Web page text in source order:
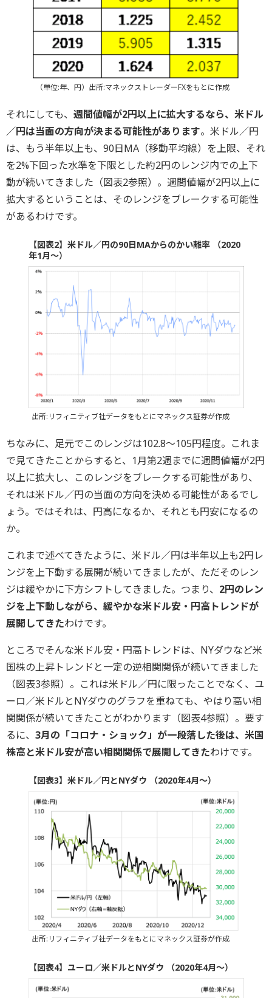
（単位:年、円）出所:マネックストレーダーFXをもとに作成
それにしても、 週間値幅が2円以上に拡大するなら、米ドル
／円は当面の方向が決まる可能性があります。米ドル／円
は、もう半年以上も、90日MA（移動平均線）を上限、それ
を2%下回った水準を下限とした約2円のレンジ内での上下
動が続いてきました（図表2参照）。週間値幅が2円以上に
拡大するということは、そのレンジをブレークする可能性
があるわけです。
【図表2】米ドル／円の90日MAからのかい離率 （2020
年1月～）
出所:リフィニティブ社データをもとにマネックス証券が作成
ちなみに、足元でこのレンジは102.8～105円程度。これま
で見てきたことからすると、1月第2週までに週間値幅が2円
以上に拡大し、このレンジをブレークする可能性があり、
それは米ドル／円の当面の方向を決める可能性があるでし
ょう。ではそれは、円高になるか、それとも円安になるの
か。
これまで述べてきたように、米ドル／円は半年以上も2円レ
ンジを上下動する展開が続いてきましたが、ただそのレン
ジは緩やかに下方シフトしてきました。つまり、 2円のレン
ジを上下動しながら、緩やかな米ドル安・円高トレンドが
展開してきたわけです。
ところでそんな米ドル安・円高トレンドは、NYダウなど米
国株の上昇トレンドと一定の逆相関関係が続いてきました
（図表3参照）。これは米ドル／円に限ったことでなく、ユ
ーロ／米ドルとNYダウのグラフを重ねても、やはり高い相
関関係が続いてきたことがわかります（図表4参照）。要す
るに、 3月の「コロナ・ショック」が一段落した後は、米国
株高と米ドル安が高い相関関係で展開してきたわけです。
【図表3】米ドル／円とNYダウ （2020年4月～）
出所:リフィニティブ社データをもとにマネックス証券が作成
【図表4】ユーロ／米ドルとNYダウ （2020年4月～）